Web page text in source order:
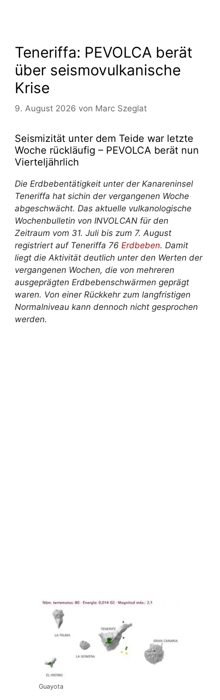
Teneriffa: PEVOLCA berät
über seismovulkanische
Krise
9. August 2026 von Marc Szeglat
Seismizität unter dem Teide war letzte
Woche rückläufig – PEVOLCA berät nun
Vierteljährlich
Die Erdbebentätigkeit unter der Kanareninsel
Teneriffa hat sichin der vergangenen Woche
abgeschwächt. Das aktuelle vulkanologische
Wochenbulletin von INVOLCAN für den
Zeitraum vom 31. Juli bis zum 7. August
registriert auf Teneriffa 76 Erdbeben. Damit
liegt die Aktivität deutlich unter den Werten der
vergangenen Wochen, die von mehreren
ausgeprägten Erdbebenschwärmen geprägt
waren. Von einer Rückkehr zum langfristigen
Normalniveau kann dennoch nicht gesprochen
werden.
Guayota